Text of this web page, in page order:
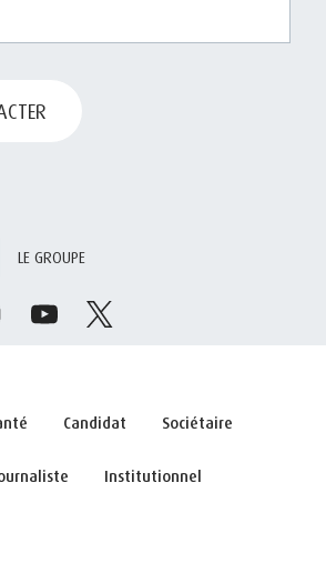
LE GROUPE
Candidat Sociétaire
Institutionnel